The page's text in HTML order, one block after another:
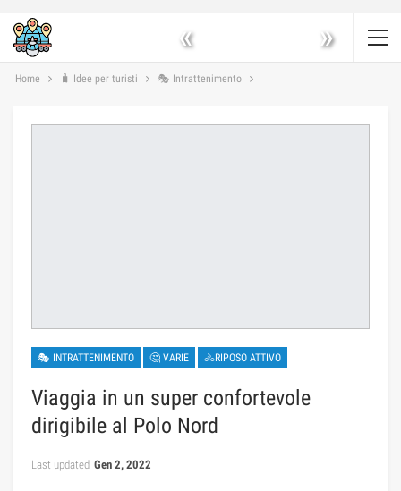
« »
Home 🧳 Idee per turisti 🎭 Intrattenimento
🎭 INTRATTENIMENTO 🤔 VARIE 🚴RIPOSO ATTIVO
Viaggia in un super confortevole
dirigibile al Polo Nord
Last updated Gen 2, 2022